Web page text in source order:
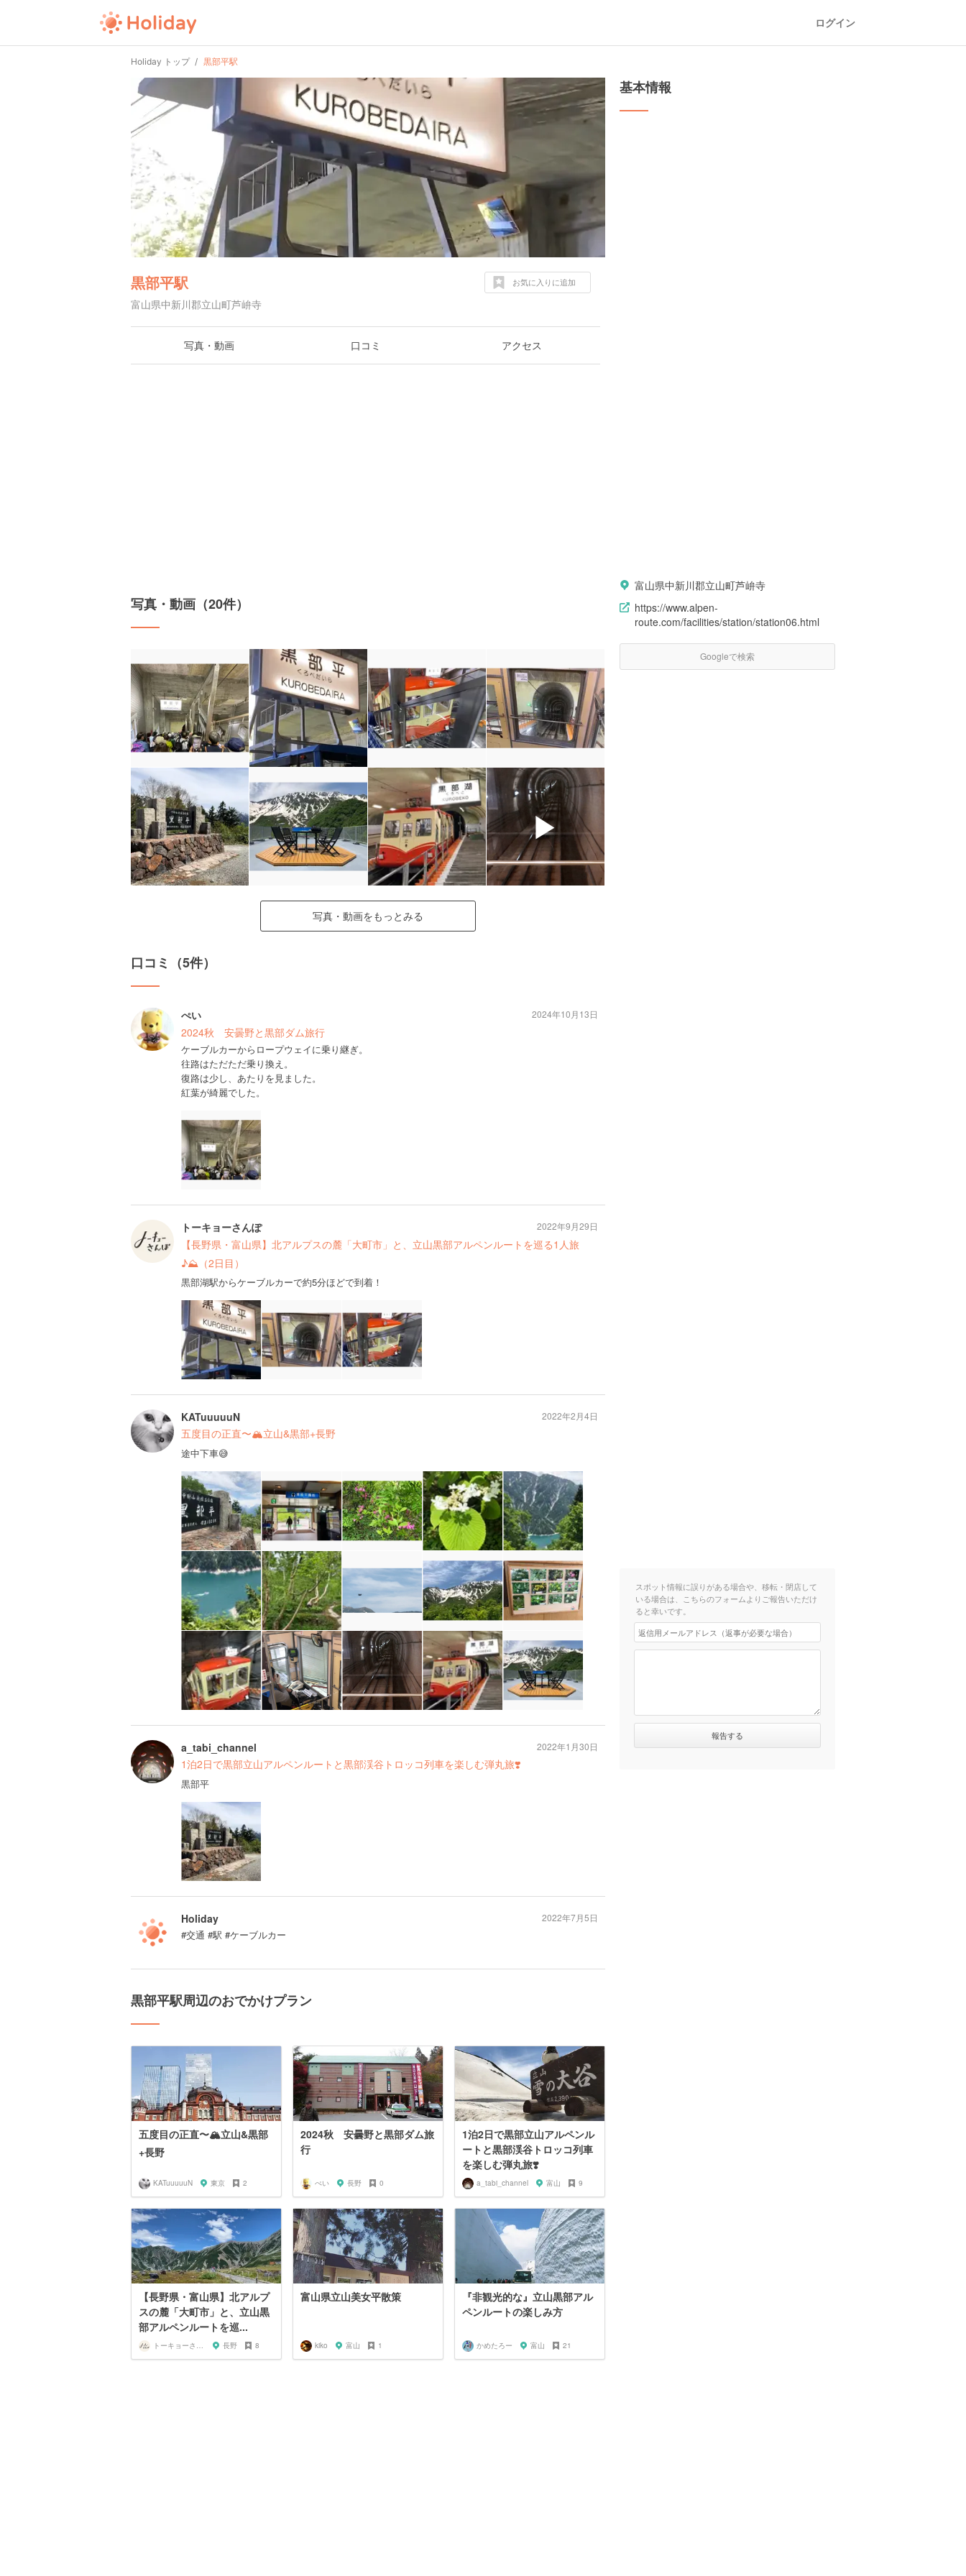
ログイン
Holiday トップ 黒部平駅
黒部平駅
富山県中新川郡立山町芦峅寺
お気に入りに追加
写真・動画 口コミ アクセス
写真・動画（20件）
▶
写真・動画をもっとみる
口コミ（5件）
ぺい
2024秋 安曇野と黒部ダム旅行
ケーブルカーからロープウェイに乗り継ぎ。
往路はただただ乗り換え。
復路は少し、あたりを見ました。
紅葉が綺麗でした。
2024年10月13日
トーキョーさんぽ
【長野県・富山県】北アルプスの麓「大町市」と、立山黒部アルペンルートを巡る1人旅
♪⛰（2日目）
黒部湖駅からケーブルカーで約5分ほどで到着！
2022年9月29日
KATuuuuuN
五度目の正直〜🏔立山&黒部+長野
途中下車😅
2022年2月4日
a_tabi_channel
1泊2日で黒部立山アルペンルートと黒部渓谷トロッコ列車を楽しむ弾丸旅❣️
黒部平
2022年1月30日
Holiday
#交通 #駅 #ケーブルカー
2022年7月5日
黒部平駅周辺のおでかけプラン
五度目の正直〜🏔立山&黒部
+長野
KATuuuuuN 東京 2
2024秋 安曇野と黒部ダム旅
行
ぺい 長野 0
1泊2日で黒部立山アルペンル
ートと黒部渓谷トロッコ列車
を楽しむ弾丸旅❣️
a_tabi_channel 富山 9
【長野県・富山県】北アルプ
スの麓「大町市」と、立山黒
部アルペンルートを巡...
トーキョーさんぽ 長野 8
富山県立山美女平散策
kiko 富山 1
『非観光的な』立山黒部アル
ペンルートの楽しみ方
かめたろー 富山 21
基本情報
富山県中新川郡立山町芦峅寺
https://www.alpen-
route.com/facilities/station/station06.html
Googleで検索
スポット情報に誤りがある場合や、移転・閉店して
いる場合は、こちらのフォームよりご報告いただけ
ると幸いです。